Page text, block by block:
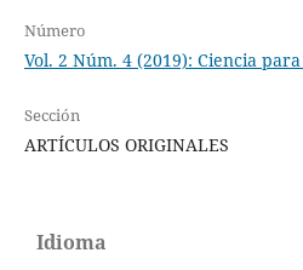
Número
Vol. 2 Núm. 4 (2019): Ciencia
Sección
ARTÍCULOS ORIGINALES
Idioma